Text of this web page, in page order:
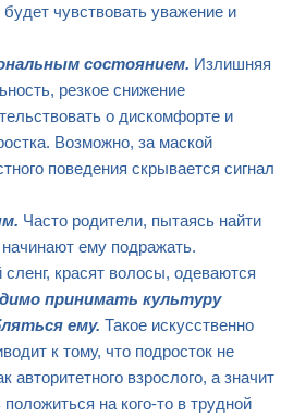
чувствовать уважение и
состоянием. Излишняя
резкое снижение
о дискомфорте и
Возможно, за маской
поведения скрывается сигнал
Часто родители, пытаясь найти
ему подражать.
красят волосы, одеваются
принимать культуру
ему. Такое искусственно
к тому, что подросток не
авторитетного взрослого, а значит
на кого-то в трудной